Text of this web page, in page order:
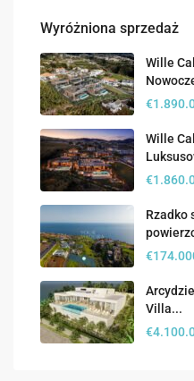
Wyróżniona sprzedaż
Wille
Wille
Rzadko
Villa...